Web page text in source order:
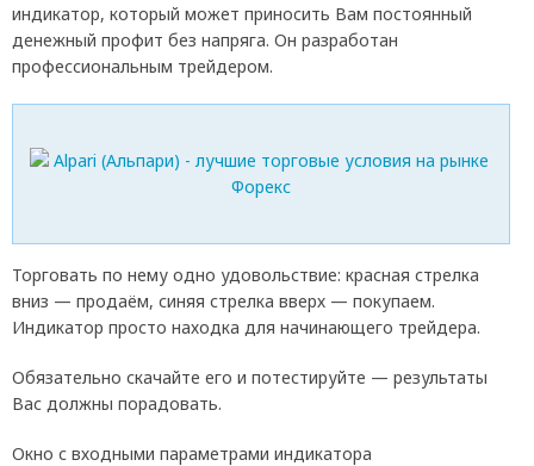
индикатор, который может приносить Вам постоянный
денежный профит без напряга. Он разработан
профессиональным трейдером.
Торговать по нему одно удовольствие: красная стрелка
вниз — продаём, синяя стрелка вверх — покупаем.
Индикатор просто находка для начинающего трейдера.
Обязательно скачайте его и потестируйте — результаты
Вас должны порадовать.
Окно с входными параметрами индикатора